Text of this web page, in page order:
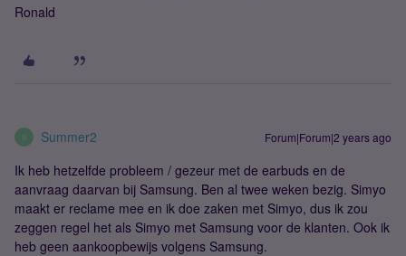
Ronald
S Summer2 Forum|Forum|2 years ago
Ik heb hetzelfde probleem / gezeur met de earbuds en de
aanvraag daarvan bij Samsung. Ben al twee weken bezig. Simyo
maakt er reclame mee en ik doe zaken met Simyo, dus ik zou
zeggen regel het als Simyo met Samsung voor de klanten. Ook ik
heb geen aankoopbewijs volgens Samsung.